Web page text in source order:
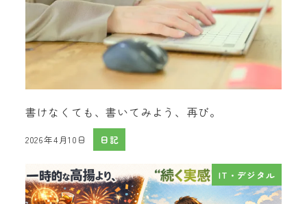
書けなくても、書いてみよう、再び。
投稿日
2026年4月10日 日記
IT・デジタル